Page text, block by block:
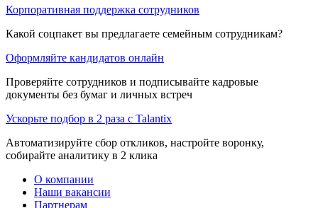
Корпоративная поддержка сотрудников
Какой соцпакет вы предлагаете семейным сотрудникам?
Оформляйте кандидатов онлайн
Проверяйте сотрудников и подписывайте кадровые
документы без бумаг и личных встреч
Ускорьте подбор в 2 раза с Talantix
Автоматизируйте сбор откликов, настройте воронку,
собирайте аналитику в 2 клика
О компании
Наши вакансии
Партнерам